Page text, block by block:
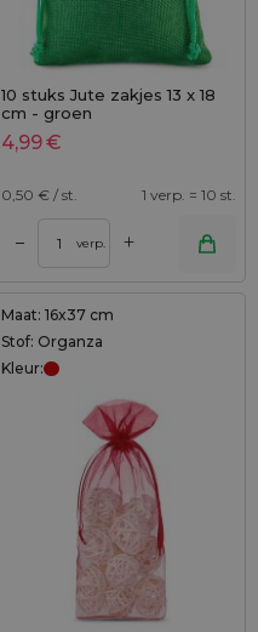
10 stuks Jute zakjes 13 x 18
cm - groen
4,99€
0,50 € / st. 1 verp. = 10 st.
– verp. +
Maat: 16x37 cm
Stof: Organza
Kleur: